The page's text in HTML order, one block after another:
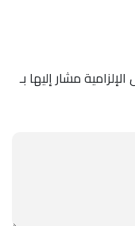
مشار إليها بـ